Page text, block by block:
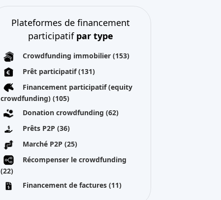
Plateformes de financement
participatif par type
Crowdfunding immobilier(153)
Prêt participatif(131)
Financement participatif (equity
crowdfunding)(105)
Donation crowdfunding(62)
Prêts P2P(36)
Marché P2P(25)
Récompenser le crowdfunding
(22)
Financement de factures(11)